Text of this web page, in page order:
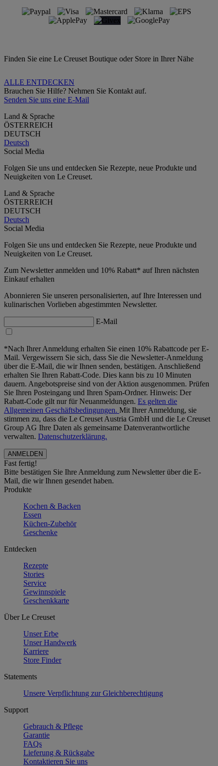
Finden Sie eine Le Creuset Boutique oder Store in Ihrer Nähe
ALLE ENTDECKEN
Brauchen Sie Hilfe? Nehmen Sie Kontakt auf.
Senden Sie uns eine E-Mail
Land & Sprache
ÖSTERREICH
DEUTSCH
Deutsch
Social Media
Folgen Sie uns und entdecken Sie Rezepte, neue Produkte und
Neuigkeiten von Le Creuset.
Land & Sprache
ÖSTERREICH
DEUTSCH
Deutsch
Social Media
Folgen Sie uns und entdecken Sie Rezepte, neue Produkte und
Neuigkeiten von Le Creuset.
Zum Newsletter anmelden und 10% Rabatt* auf Ihren nächsten
Einkauf erhalten
Abonnieren Sie unseren personalisierten, auf Ihre Interessen und
kulinarischen Vorlieben abgestimmten Newsletter.
E-Mail
*Nach Ihrer Anmeldung erhalten Sie einen 10% Rabattcode per E-
Mail. Vergewissern Sie sich, dass Sie die Newsletter-Anmeldung
über die E-Mail, die wir Ihnen senden, bestätigen. Anschließend
erhalten Sie Ihren Rabatt-Code. Dies kann bis zu 10 Minuten
dauern. Angebotspreise sind von der Aktion ausgenommen. Prüfen
Sie Ihren Posteingang und Ihren Spam-Ordner. Hinweis: Der
Rabatt-Code gilt nur für Neuanmeldungen. Es gelten die
Allgemeinen Geschäftsbedingungen. Mit Ihrer Anmeldung, sie
stimmen zu, dass die Le Creuset Austria GmbH und die Le Creuset
Group AG Ihre Daten als gemeinsame Datenverantwortliche
verwalten. Datenschutzerklärung.
Fast fertig!
Bitte bestätigen Sie Ihre Anmeldung zum Newsletter über die E-
Mail, die wir Ihnen gesendet haben.
Produkte
Kochen & Backen
Essen
Küchen-Zubehör
Geschenke
Entdecken
Rezepte
Stories
Service
Gewinnspiele
Geschenkkarte
Über Le Creuset
Unser Erbe
Unser Handwerk
Karriere
Store Finder
Statements
Unsere Verpflichtung zur Gleichberechtigung
Support
Gebrauch & Pflege
Garantie
FAQs
Lieferung & Rückgabe
Kontaktieren Sie uns